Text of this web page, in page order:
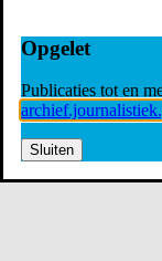
Opgelet
Publicaties tot en
Sluiten